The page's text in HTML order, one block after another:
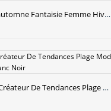
Chaussons Homme Semelle Oxford L'automne Fantaisie Femme Hiver Tongs Chaussons Noir
Chaussons Homme Tongs Chaussons Créateur De Tendances Plage Mode Outwear Été Blanc Noir